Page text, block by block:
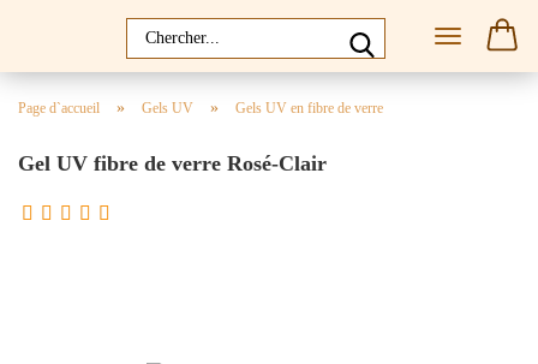
Page d`accueil » Gels UV » Gels UV en fibre de verre
Gel UV fibre de verre Rosé-Clair